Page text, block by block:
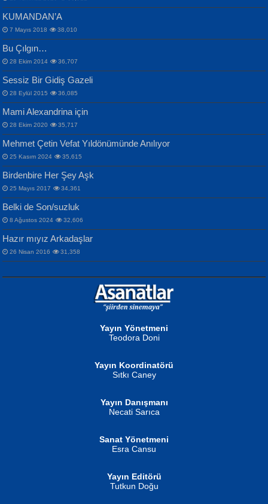
İPEK ACAR SERT
Gazze’nin Şecaati, Ümmetin İmtihanı...
MAHMUT GÜRBÜZ
İbrahim Olmak ve Bitirebilmek...
NURAN KÖSE BAYDAR
Selahattin Yıldız
İdrakimle Üşürken...
Songül Özel
Mahzen...
Ben Deniz Değilim ki...
ERDEM BAYAZIT
Sana, Bana, Vatanıma, Ülkemin
İnsanlarına Dair...
NAZIM HİKMET RAN
Bir Cezaevinde, Tecritteki Adamın
Mektupları...
KUMANDAN’A
7 Mayıs 2018 38,010
Bu Çılgın…
28 Ekim 2014 36,707
Sessiz Bir Gidiş Gazeli
28 Eylül 2015 36,085
Mami Alexandrina için
28 Ekim 2020 35,717
Mehmet Çetin Vefat Yıldönümünde Anılıyor
25 Kasım 2024 35,615
Birdenbire Her Şey Aşk
25 Mayıs 2017 34,361
Belki de Son/suzluk
8 Ağustos 2024 32,606
Hazır mıyız Arkadaşlar
26 Nisan 2016 31,358
Yayın Yönetmeni
Teodora Doni
Yayın Koordinatörü
Sıtkı Caney
Yayın Danışmanı
Necati Sarıca
Sanat Yönetmeni
Esra Cansu
Yayın Editörü
Tutkun Doğu